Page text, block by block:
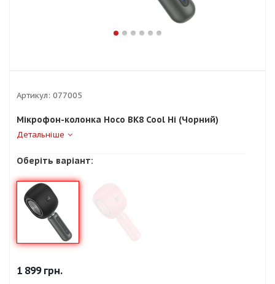
Артикул: 077005
Мікрофон-колонка Hoco BK8 Cool Hi (Чорний)
Детальніше
Оберіть варіант:
1 899грн.